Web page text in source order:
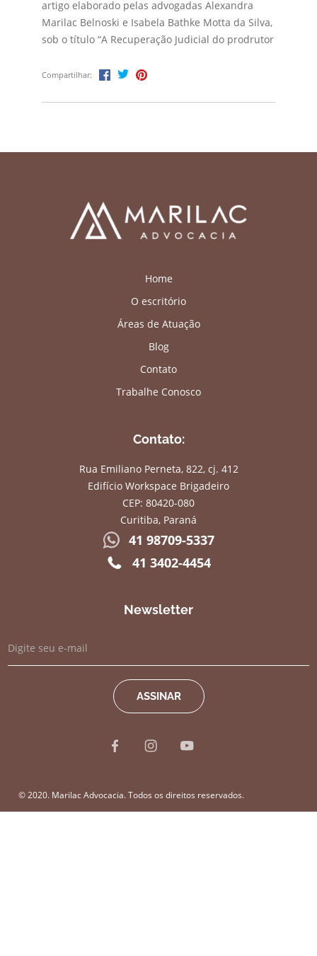
artigo elaborado pelas advogadas Alexandra
Marilac Belnoski e Isabela Bathke Motta da Silva,
sob o título “A Recuperação Judicial do prodrutor
consagração do artigo 48 da Lei nº 14.112/2020.”
Compartilhar:
Home
O escritório
Áreas de Atuação
Blog
Contato
Trabalhe Conosco
Contato:
Rua Emiliano Perneta, 822, cj. 412
Edifício Workspace Brigadeiro
CEP: 80420-080
Curitiba, Paraná
41 98709-5337
41 3402-4454
Newsletter
© 2020. Marilac Advocacia. Todos os direitos reservados.